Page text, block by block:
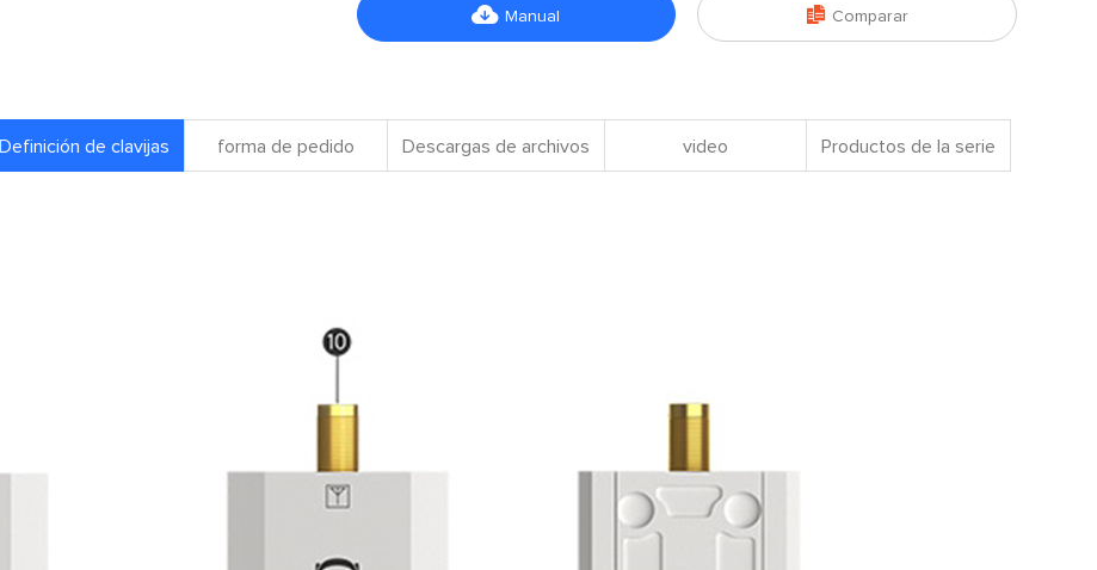
 Manual  Comparar
Definición de clavijas forma de pedido Descargas de archivos video Productos de la serie